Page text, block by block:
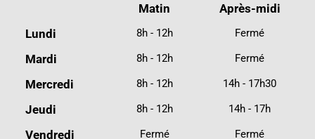
Matin
Après-midi
Lundi
8h - 12h Fermé
Mardi 8h - 12h Fermé
Mercredi 8h - 12h 14h - 17h30
Jeudi 8h - 12h 14h - 17h
Vendredi Fermé Fermé